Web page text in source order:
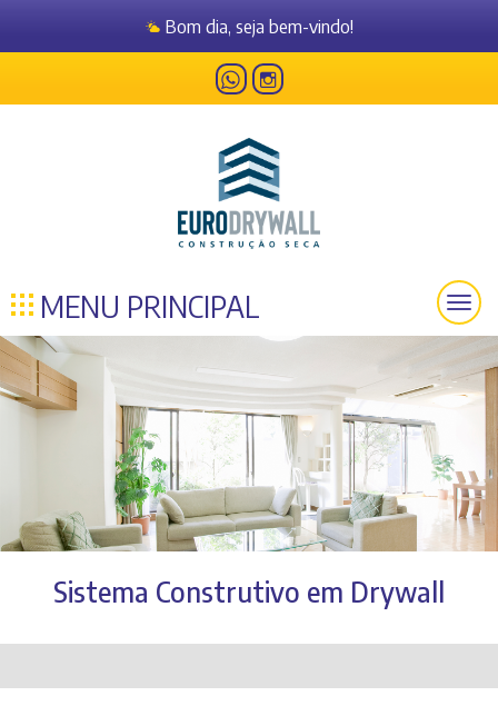
Bom dia, seja bem-vindo!
MENU PRINCIPAL
Sistema Construtivo em Drywall